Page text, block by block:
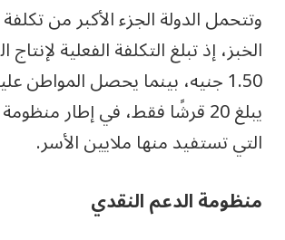
وتتحمل الدولة الجزء الأكبر من
الخبز، إذ تبلغ التكلفة الفعلية
1.50 جنيه، بينما يحصل المواطن
يبلغ 20 قرشًا فقط، في إطار
التي تستفيد منها ملايين الأسر.
منظومة الدعم النقدي